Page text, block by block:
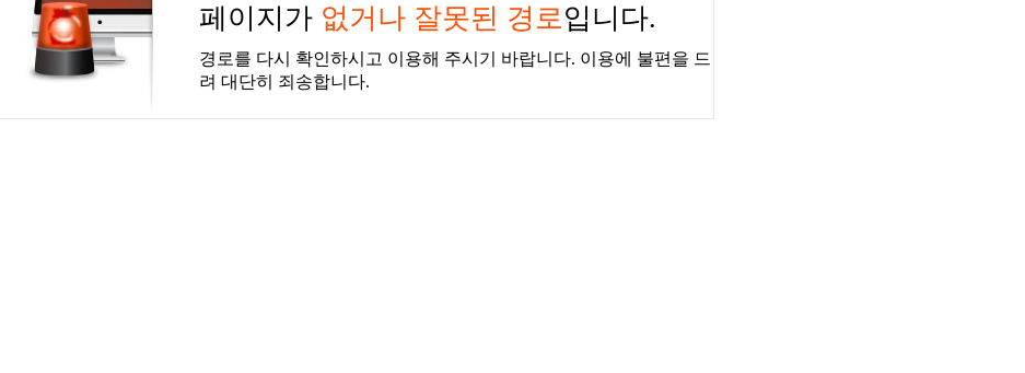
페이지가 없거나 잘못된 경로입니다.
경로를 다시 확인하시고 이용해 주시기 바랍니다. 이용에 불편을 드
려 대단히 죄송합니다.